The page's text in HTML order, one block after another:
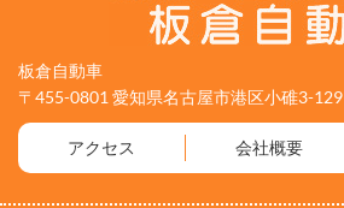
板倉自動車
〒455-0801 愛知県名古屋市港区小碓3-129
アクセス 会社概要